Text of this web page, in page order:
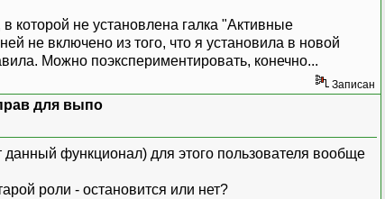
которой не установлена галка "Активные
не включено из того, что я установила в новой
Можно поэкспериментировать, конечно...
Записан
для выпо
функционал) для этого пользователя вообще
роли - остановится или нет?